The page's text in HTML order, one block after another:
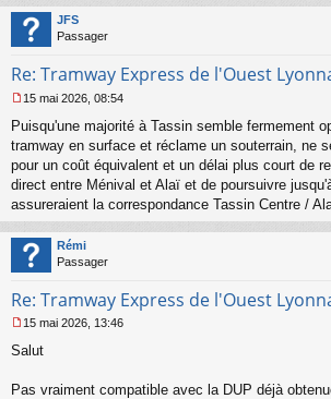
JFS
Passager
Re: Tramway Express de l'Ouest
e
s
g
e
n
o
n
l
15 mai 2026, 08:54
Puisqu'une majorité à Tassin semble fermement
tramway en surface et réclame un souterrain, ne
pour un coût équivalent et un délai plus court de
direct entre Ménival et Alaï et de poursuivre
assureraient la correspondance Tassin Centre /
Rémi
Passager
Re: Tramway Express de l'Ouest
e
15 mai 2026, 13:46
Salut
Pas vraiment compatible avec la DUP déjà